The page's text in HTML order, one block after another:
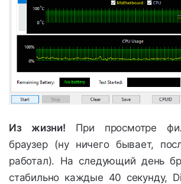
Из жизни! При просмотре
браузер (ну ничего бывает,
работал). На следующий день
стабильно каждые 40 секунду,